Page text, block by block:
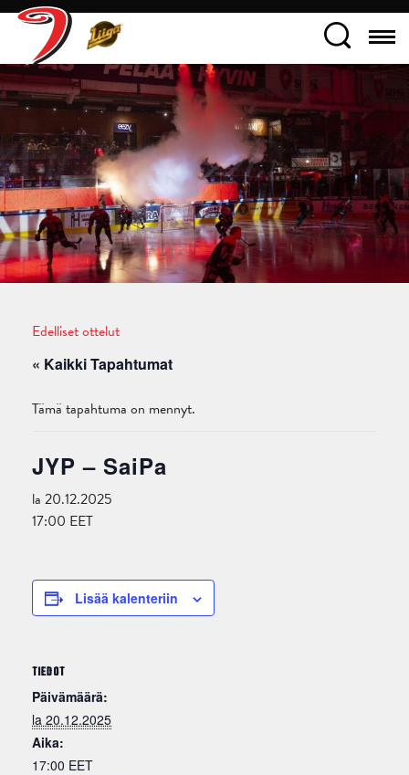
Edelliset ottelut
« Kaikki Tapahtumat
Tämä tapahtuma on mennyt.
JYP – SaiPa
la 20.12.2025
17:00 EET
Lisää kalenteriin
TIEDOT
Päivämäärä:
la 20.12.2025
Aika:
17:00 EET